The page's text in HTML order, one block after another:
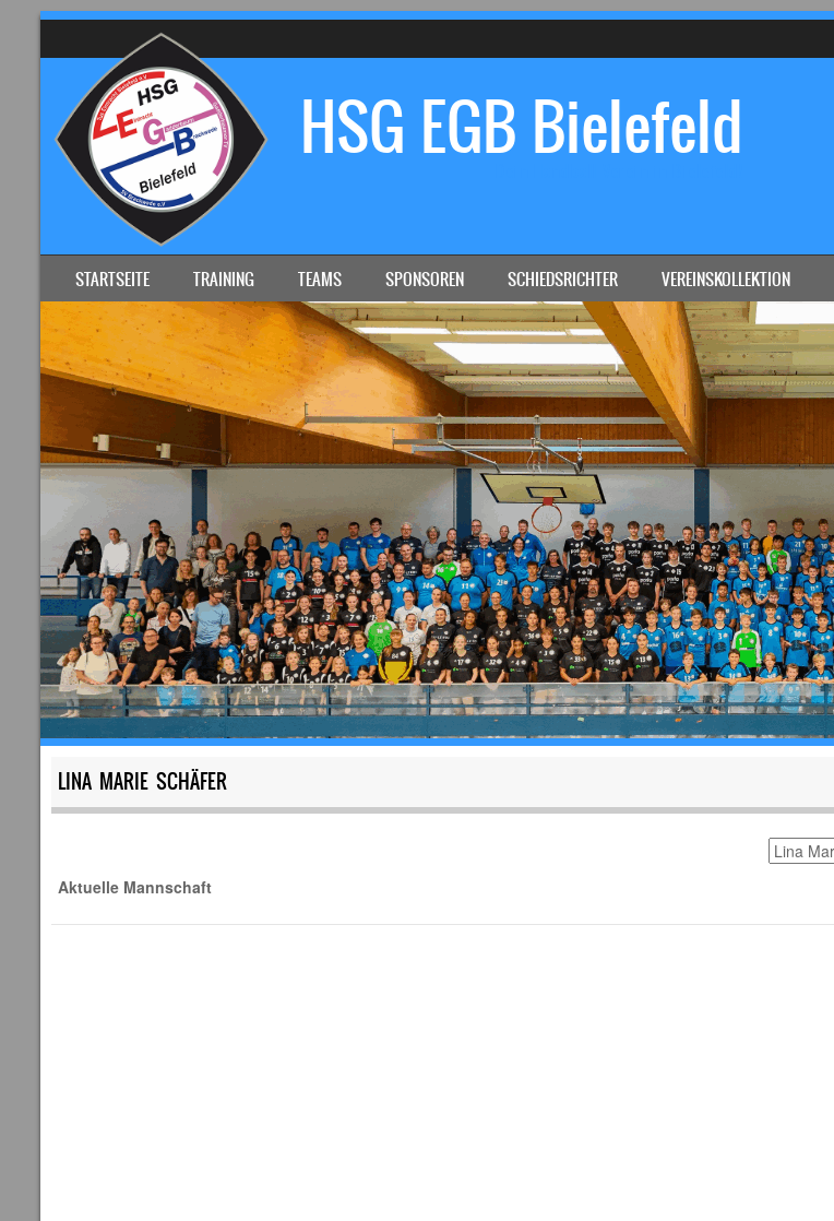
HSG EGB Bielefeld
MENU
SKIP TO CONTENT
STARTSEITE TRAINING TEAMS SPONSOREN SCHIEDSRICHTER VEREINSKOLLEKTION
LINA MARIE SCHÄFER
Aktuelle Mannschaft